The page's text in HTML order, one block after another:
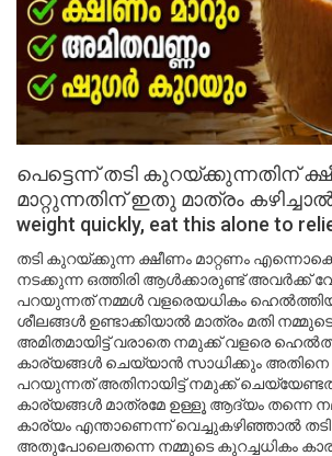
പെട്ടെന്ന് തടി കുറയ്ക്കുന്നതിന്
മാറ്റുന്നതിന് ഇതു മാത്രം കഴിച്ചാൽ
weight quickly, eat this alone to
തടി കുറയ്ക്കുന്ന ക്ഷീണം മാറ്റണം എന്നൊക്കെ
നടക്കുന്ന ഒത്തിരി ആൾക്കാരുണ്ട് അവർക്ക്
പറയുന്നത് നമ്മൾ വളരെയധികം
ശീലങ്ങൾ ഉണ്ടാക്കിയാൽ മാത്രം മതി
അമിതമായിട്ട് വരാതെ നമുക്ക് വളരെ
കാര്യങ്ങൾ ചെയ്യാൻ സാധിക്കും അതിനെ
പറയുന്നത് അതിനായിട്ട് നമുക്ക്
കാര്യങ്ങൾ മാത്രമേ ഉള്ളൂ ആദ്യം തന്നെ
കാര്യം എന്താണെന്ന് വെച്ചുകഴിഞ്ഞാൽ
അതുപോലെതന്നെ നമ്മുടെ കുറച്ചധികം